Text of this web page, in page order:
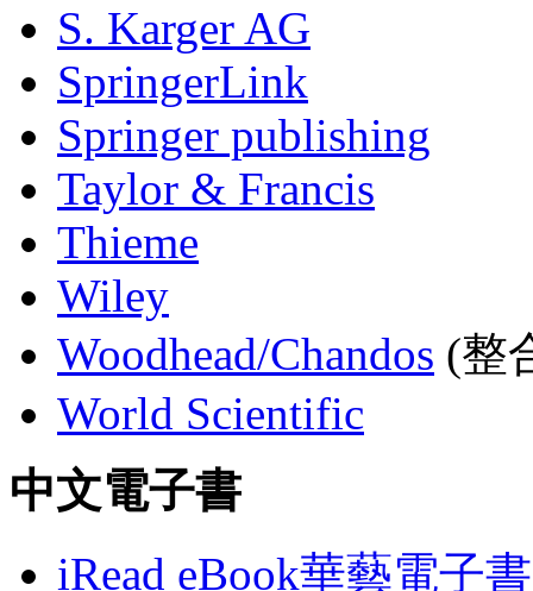
S. Karger AG
SpringerLink
Springer publishing
Taylor & Francis
Thieme
Wiley
Woodhead/Chandos (整
World Scientific
中文電子書
iRead eBook華藝電子書